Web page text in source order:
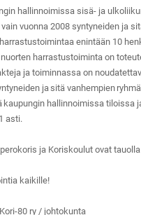
hallinnoimissa sisä- ja
vuonna 2008 syntyneiden ja
enintään 10
harrastustoiminta on
ja toiminnassa on
ja sitä vanhempien
kaupungin hallinnoimissa tiloissa
asti.
ja Koriskoulut ovat
kaikille!
80 ry / johtokunta